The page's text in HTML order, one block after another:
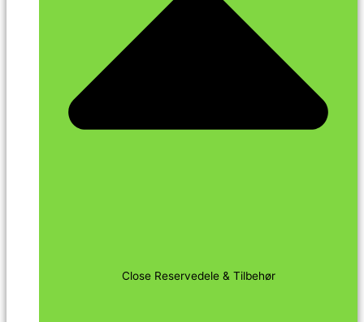
Close Reservedele & Tilbehør